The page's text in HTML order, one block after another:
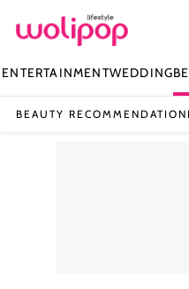
ENTERTAINMENTWEDDING
BEAUTY RECOMMENDATION